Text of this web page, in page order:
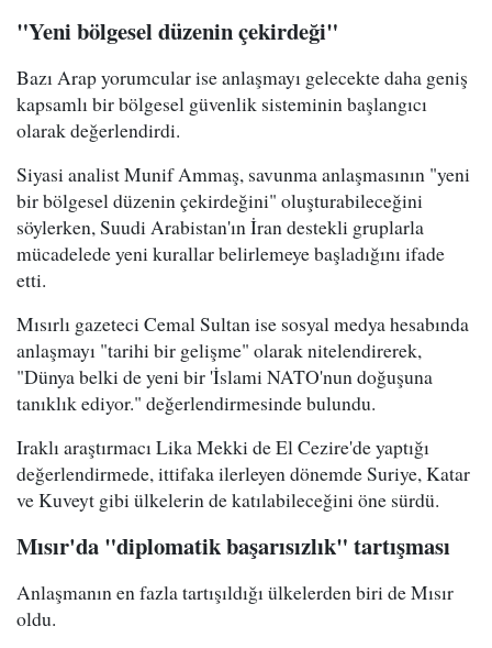
"Yeni bölgesel düzenin çekirdeği"
Bazı Arap yorumcular ise anlaşmayı gelecekte daha geniş
kapsamlı bir bölgesel güvenlik sisteminin başlangıcı
olarak değerlendirdi.
Siyasi analist Munif Ammaş, savunma anlaşmasının "yeni
bir bölgesel düzenin çekirdeğini" oluşturabileceğini
söylerken, Suudi Arabistan'ın İran destekli gruplarla
mücadelede yeni kurallar belirlemeye başladığını ifade
etti.
Mısırlı gazeteci Cemal Sultan ise sosyal medya hesabında
anlaşmayı "tarihi bir gelişme" olarak nitelendirerek,
"Dünya belki de yeni bir 'İslami NATO'nun doğuşuna
tanıklık ediyor." değerlendirmesinde bulundu.
Iraklı araştırmacı Lika Mekki de El Cezire'de yaptığı
değerlendirmede, ittifaka ilerleyen dönemde Suriye, Katar
ve Kuveyt gibi ülkelerin de katılabileceğini öne sürdü.
Mısır'da "diplomatik başarısızlık" tartışması
Anlaşmanın en fazla tartışıldığı ülkelerden biri de Mısır
oldu.